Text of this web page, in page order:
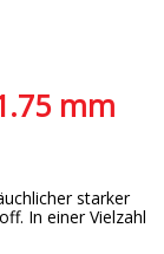
mm
starker
In einer Vielzahl